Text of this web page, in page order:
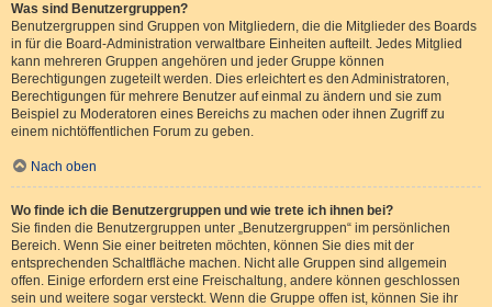
Was sind Benutzergruppen?
Benutzergruppen sind Gruppen von Mitgliedern, die die Mitglieder des Boards
in für die Board-Administration verwaltbare Einheiten aufteilt. Jedes Mitglied
kann mehreren Gruppen angehören und jeder Gruppe können
Berechtigungen zugeteilt werden. Dies erleichtert es den Administratoren,
Berechtigungen für mehrere Benutzer auf einmal zu ändern und sie zum
Beispiel zu Moderatoren eines Bereichs zu machen oder ihnen Zugriff zu
einem nichtöffentlichen Forum zu geben.
Nach oben
Wo finde ich die Benutzergruppen und wie trete ich ihnen bei?
Sie finden die Benutzergruppen unter „Benutzergruppen“ im persönlichen
Bereich. Wenn Sie einer beitreten möchten, können Sie dies mit der
entsprechenden Schaltfläche machen. Nicht alle Gruppen sind allgemein
offen. Einige erfordern erst eine Freischaltung, andere können geschlossen
sein und weitere sogar versteckt. Wenn die Gruppe offen ist, können Sie ihr